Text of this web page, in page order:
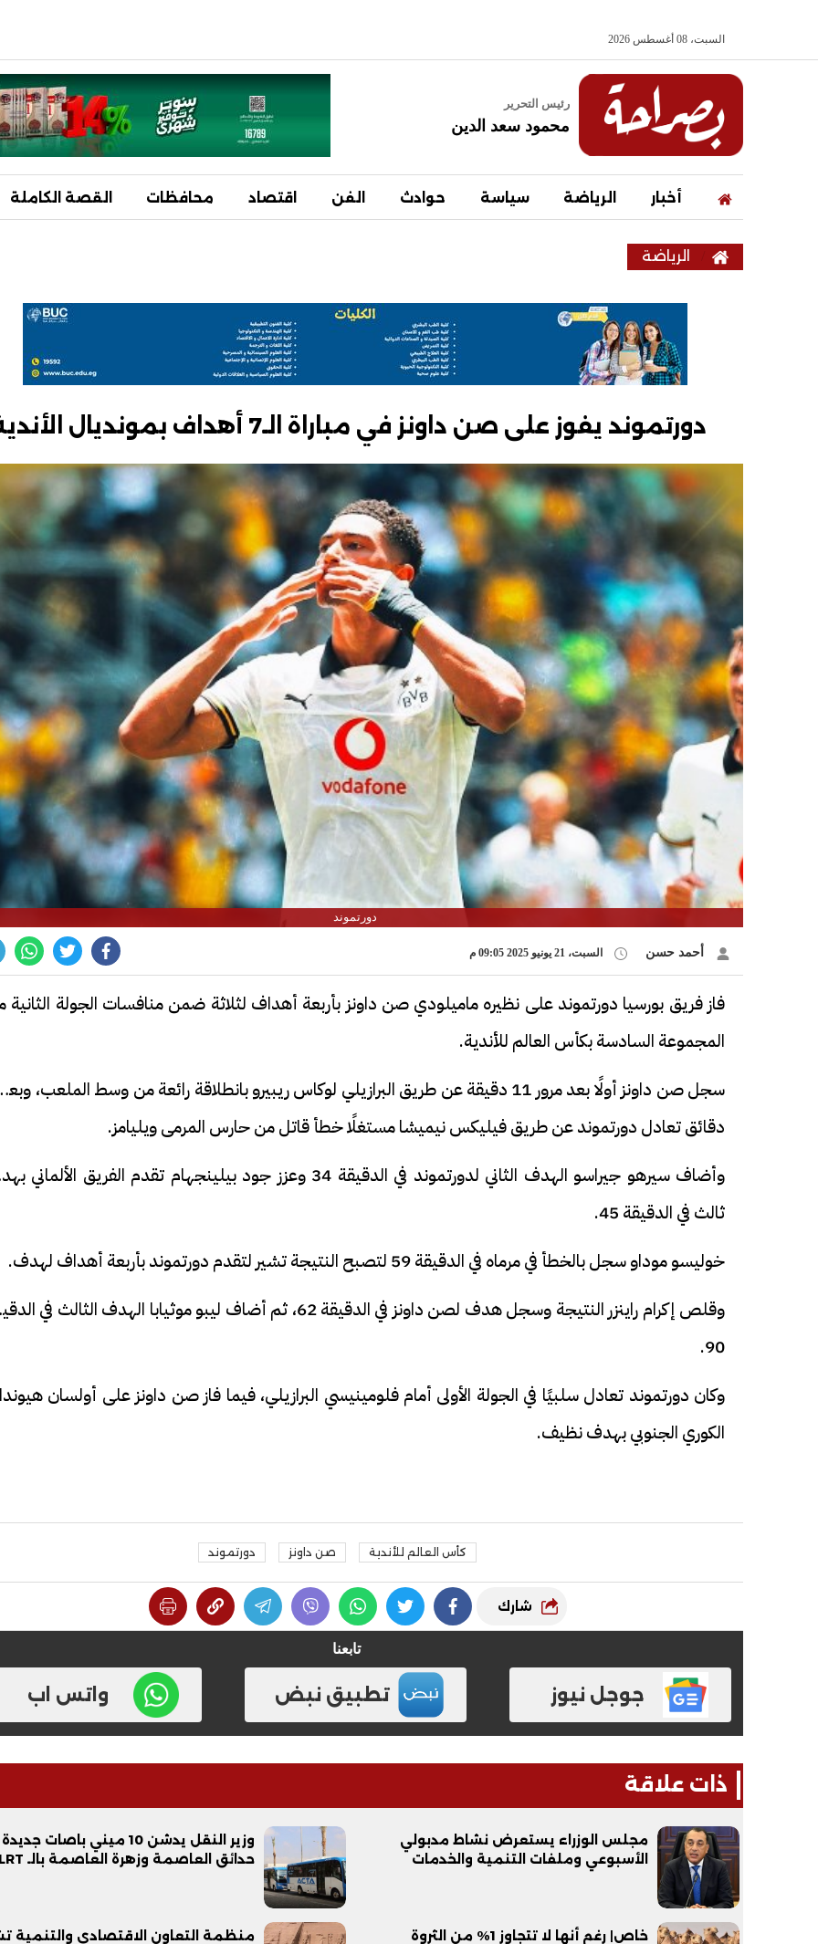
السبت، 08 أغسطس 2026
رئيس التحرير
محمود سعد الدين
أخبار الرياضة سياسة حوادث الفن اقتصاد محافظات القصة الكاملة
الرياضة
دورتموند يفوز على صن داونز في مباراة الـ7 أهداف بمونديال الأندية
دورتموند
أحمد حسن السبت، 21 يونيو 2025 09:05 م
فاز فريق بورسيا دورتموند على نظيره ماميلودي صن داونز بأربعة أهداف لثلاثة ضمن منافسات الجولة الثانية
المجموعة السادسة بكأس العالم للأندية.
دقائق تعادل دورتموند عن طريق فيليكس نيميشا مستغلًا خطأ قاتل من حارس المرمى ويليامز.
وأضاف سيرهو جيراسو الهدف الثاني لدورتموند في الدقيقة 34 وعزز جود بيلينجهام تقدم الفريق
ثالث في الدقيقة 45.
خوليسو موداو سجل بالخطأ في مرماه في الدقيقة 59 لتصبح النتيجة تشير لتقدم دورتموند بأربعة أهداف لهدف.
وقلص إكرام راينزر النتيجة وسجل هدف لصن داونز في الدقيقة 62، ثم أضاف ليبو موثيابا الهدف الثالث في
90.
وكان دورتموند تعادل سلبيًا في الجولة الأولى أمام فلومينيسي البرازيلي، فيما فاز صن داونز على أولسان
الكوري الجنوبي بهدف نظيف.
كأس العالم للأندية صن داونز دورتموند
شارك
تابعنا
جوجل نيوز تطبيق نبض واتس اب
ذات علاقة
مجلس الوزراء يستعرض نشاط مدبولي
الأسبوعي وملفات التنمية والخدمات
وزير النقل يدشن 10 ميني باصات
حدائق العاصمة وزهرة العاصمة بالـ LRT
خاص| رغم أنها لا تتجاوز 1% من الثروة
منظمة التعاون الاقتصادي والتنمية
فيديو فيديو